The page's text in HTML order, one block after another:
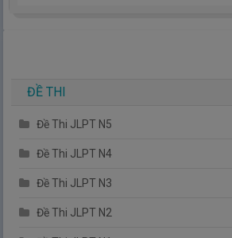
ĐỀ THI
Đề Thi JLPT N5
Đề Thi JLPT N4
Đề Thi JLPT N3
Đề Thi JLPT N2